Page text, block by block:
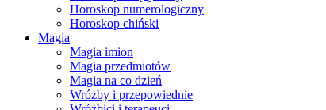
Horoskop numerologiczny
Horoskop chiński
Magia
Magia imion
Magia przedmiotów
Magia na co dzień
Wróżby i przepowiednie